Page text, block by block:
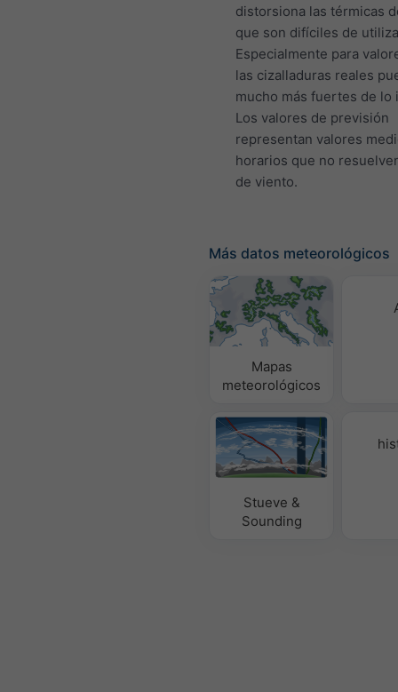
distorsiona las térmicas
que son difíciles de
Especialmente para
las cizalladuras reales
mucho más fuertes de lo
Los valores de previsión
representan valores
horarios que no
de viento.
Más datos meteorológicos
Mapas
meteorológicos
Stueve &
Sounding